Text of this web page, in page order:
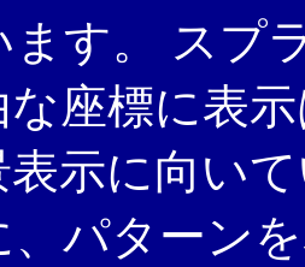
ます。 スプ
座標に表
表示に向い
、パターン